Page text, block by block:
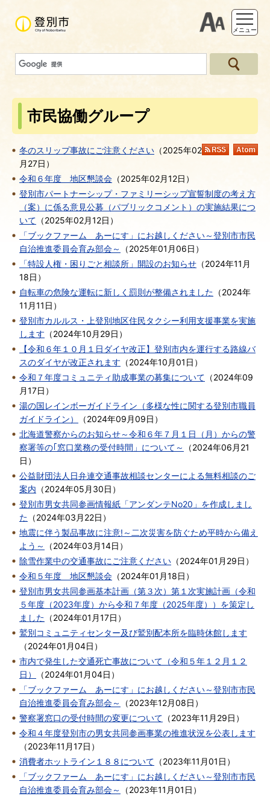
支援ツー
メニュー
市民協働グループ
RSS
冬のスリップ事故にご注意ください （2025年02
月27日 ）
令和６年度 地区懇談会 （2025年02月12日 ）
登別市パートナーシップ・ファミリーシップ宣誓制度の考え方
（案）に係る意見公募（パブリックコメント）の実施結果につ
いて （2025年02月12日 ）
「ブックファーム あーにす」にお越しください～登別市市民
自治推進委員会育み部会～
（2025年01月06日 ）
「特設人権・困りごと相談所」開設のお知らせ （2024年11月
18日 ）
自転車の危険な運転に新しく罰則が整備されました （2024年
11月11日 ）
登別市カルルス・上登別地区住民タクシー利用支援事業を実施
します （2024年10月29日 ）
【令和６年１０月１日ダイヤ改正】登別市内を運行する路線バ
スのダイヤが改正されます （2024年10月01日 ）
令和７年度コミュニティ助成事業の募集について （2024年09
月17日 ）
湯の国レインボーガイドライン（多様な性に関する登別市職員
ガイドライン）
（2024年09月09日 ）
北海道警察からのお知らせ～令和６年７月１日（月）からの警
察署等の｢窓口業務の受付時間」について～
（2024年06月21
日 ）
公益財団法人日弁連交通事故相談センターによる無料相談のご
案内 （2024年05月30日 ）
登別市男女共同参画情報紙「アンダンテNo20」を作成しまし
た （2024年03月22日 ）
地震に伴う製品事故に注意!～二次災害を防ぐため平時から備え
よう～
（2024年03月14日 ）
除雪作業中の交通事故にご注意ください （2024年01月29日 ）
令和５年度 地区懇談会 （2024年01月18日 ）
登別市男女共同参画基本計画（第３次）第１次実施計画（令和
５年度（2023年度）から令和７年度（2025年度））を策定し
ました （2024年01月17日 ）
鷲別コミュニティセンター及び鷲別配本所を臨時休館します
（2024年01月04日 ）
市内で発生した交通死亡事故について（令和５年１２月１２
日）
（2024年01月04日 ）
「ブックファーム あーにす」にお越しください～登別市市民
自治推進委員会育み部会～
（2023年12月08日 ）
警察署窓口の受付時間の変更について （2023年11月29日 ）
令和４年度登別市の男女共同参画事業の推進状況を公表します
（2023年11月17日 ）
消費者ホットライン１８８について （2023年11月01日 ）
「ブックファーム あーにす」にお越しください～登別市市民
自治推進委員会育み部会～
（2023年11月01日 ）